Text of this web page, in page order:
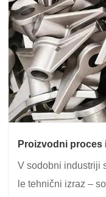
Proizvodni
V sodobni industriji
le tehnični izraz –